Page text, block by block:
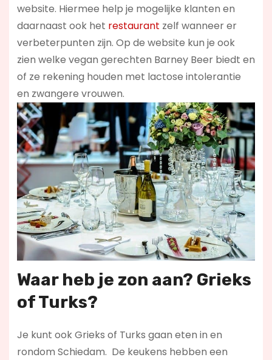
website. Hiermee help je mogelijke klanten en
daarnaast ook het restaurant zelf wanneer er
verbeterpunten zijn. Op de website kun je ook
zien welke vegan gerechten Barney Beer biedt en
of ze rekening houden met lactose intolerantie
en zwangere vrouwen.
Waar heb je zon aan? Grieks
of Turks?
Je kunt ook Grieks of Turks gaan eten in en
rondom Schiedam. De keukens hebben een